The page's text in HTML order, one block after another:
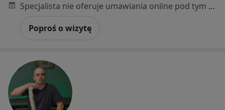
Specjalista nie oferuje umawiania online pod tym adresem.
Poproś o wizytę